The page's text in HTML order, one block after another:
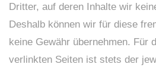
Dritter, auf deren Inhalte wir
Deshalb können wir für diese
keine Gewähr übernehmen. Für
verlinkten Seiten ist stets der